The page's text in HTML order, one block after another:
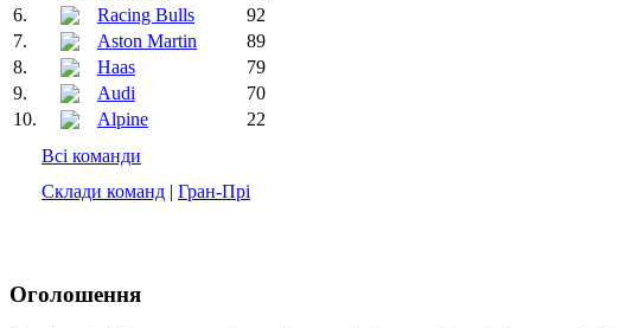
6.
Racing Bulls
92
7.
Aston Martin
89
8.
Haas
79
9.
Audi
70
10.
Alpine
22
Всі команди
Склади команд | Гран-Прі
Оголошення